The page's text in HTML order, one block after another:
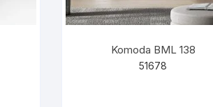
Komoda BML 138
51678